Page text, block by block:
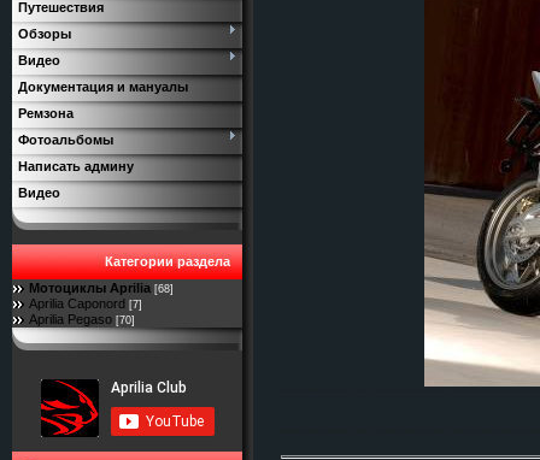
Путешествия
Обзоры
Видео
Документация и мануалы
Ремзона
Фотоальбомы
Написать админу
Видео
Категории раздела
Мотоциклы Aprilia [68]
Aprilia Caponord [7]
Aprilia Pegaso [70]